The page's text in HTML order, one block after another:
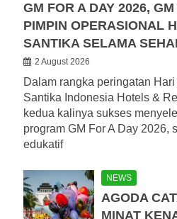
GM FOR A DAY 2026,
PIMPIN OPERASIONAL
SANTIKA SELAMA
2 August 2026
Dalam rangka peringatan
Santika Indonesia Hotels &
kedua kalinya sukses
program GM For A Day 2026,
edukatif
NEWS
AGODA
MINAT